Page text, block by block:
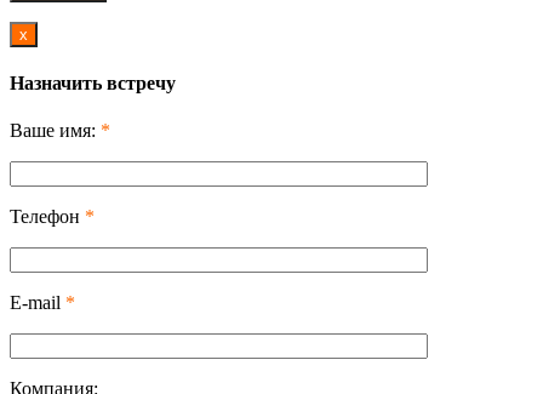
x
Назначить встречу
Ваше имя: *
Телефон *
E-mail *
Компания: